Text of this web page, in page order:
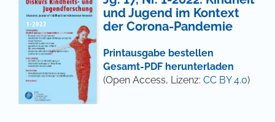
und Jugend im Kontext
der Corona-Pandemie
Printausgabe bestellen
Gesamt-PDF herunterladen
(Open Access, Lizenz: CC BY 4.0)